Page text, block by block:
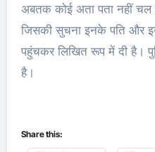
अबतक कोई अता पता नहीं चल
जिसकी सुचना इनके पति और
पहुंचकर लिखित रूप में दी है।
है।
Share this: